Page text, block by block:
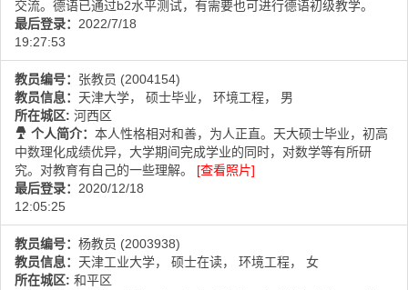
交流。德语已通过b2水平测试，有需要也可进行德语初级教学。
最后登录： 2022/7/18
19:27:53
教员编号： 张教员 (2004154)
教员信息： 天津大学， 硕士毕业， 环境工程， 男
所在城区: 河西区
个人简介： 本人性格相对和善，为人正直。天大硕士毕业，初高
中数理化成绩优异，大学期间完成学业的同时，对数学等有所研
究。对教育有自己的一些理解。 [查看照片]
最后登录： 2020/12/18
12:05:25
教员编号： 杨教员 (2003938)
教员信息： 天津工业大学， 硕士在读， 环境工程， 女
所在城区: 和平区